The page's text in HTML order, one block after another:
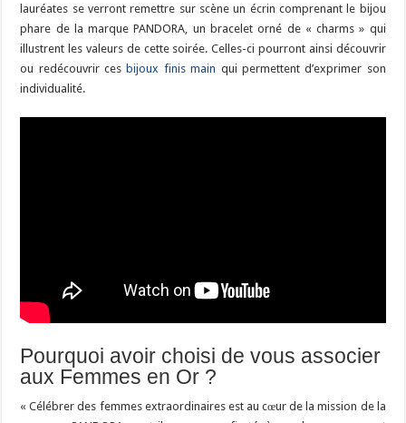
lauréates se verront remettre sur scène un écrin comprenant le bijou
phare de la marque PANDORA, un bracelet orné de « charms » qui
illustrent les valeurs de cette soirée. Celles-ci pourront ainsi découvrir
ou redécouvrir ces bijoux finis main qui permettent d’exprimer son
individualité.
Pourquoi avoir choisi de vous associer
aux Femmes en Or ?
« Célébrer des femmes extraordinaires est au cœur de la mission de la